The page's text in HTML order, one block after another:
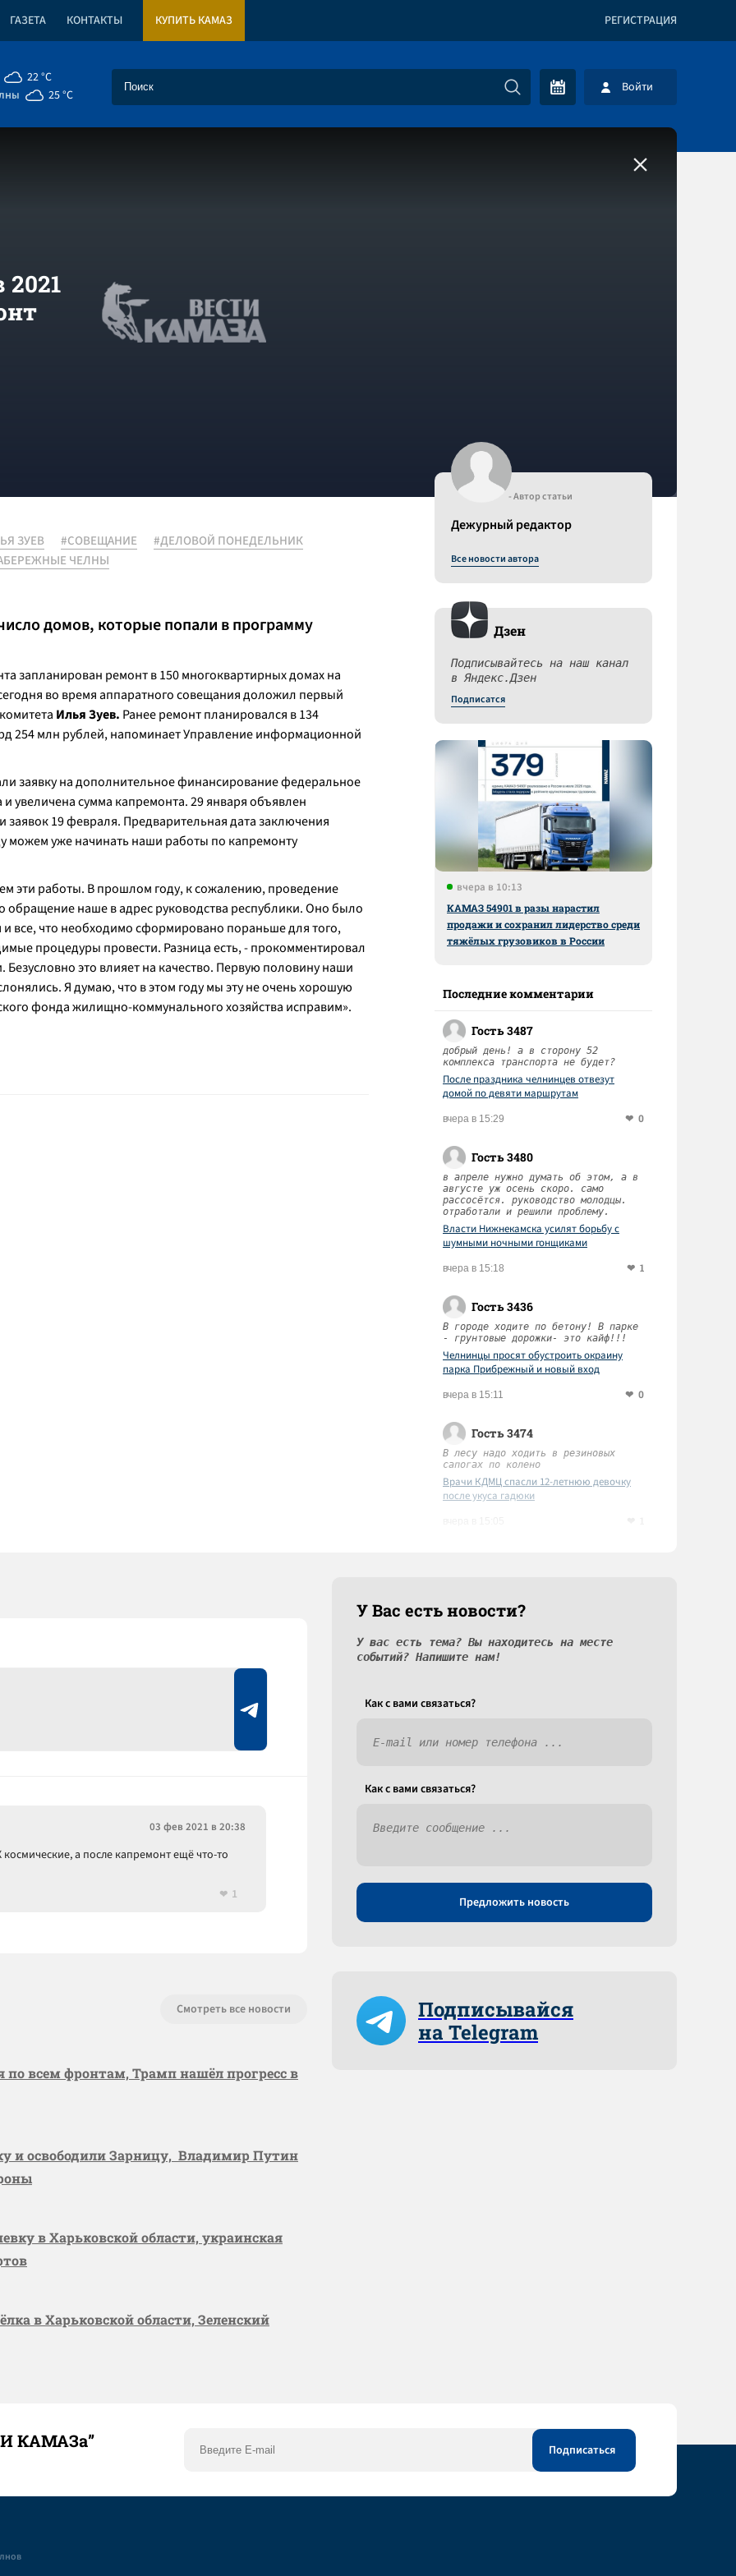
ГАЗЕТА КОНТАКТЫ КУПИТЬ КАМАЗ РЕГИСТРАЦИЯ
22 °C
25 °C Войти
ЗУЕВ #СОВЕЩАНИЕ
#ДЕЛОВОЙ ПОНЕДЕЛЬНИК
ЧЕЛНЫ
домов, которые попали в программу
запланирован ремонт в 150 многоквартирных домах на
во время аппаратного совещания доложил первый
Илья Зуев. Ранее ремонт планировался в 134
254 млн рублей, напоминает Управление информационной
заявку на дополнительное финансирование федеральное
увеличена сумма капремонта. 29 января объявлен
19 февраля. Предварительная дата заключения
можем уже начинать наши работы по капремонту
эти работы. В прошлом году, к сожалению, проведение
наше в адрес руководства республики. Оно было
все, что необходимо сформировано пораньше для того,
процедуры провести. Разница есть, - прокомментировал
это влияет на качество. Первую половину наши
Я думаю, что в этом году мы эту не очень хорошую
фонда жилищно-коммунального хозяйства исправим».
- Автор статьи
Дежурный редактор
Все новости автора
Дзен
Подписывайтесь на наш канал
в Яндекс.Дзен
Подписатся
вчера в 10:13
КАМАЗ 54901 в разы нарастил
продажи и сохранил лидерство среди
тяжёлых грузовиков в России
Последние комментарии
Гость 3487
добрый день! а в сторону 52
комплекса транспорта не будет?
После праздника челнинцев отвезут
домой по девяти маршрутам
вчера в 15:29 0
Гость 3480
в апреле нужно думать об этом, а в
августе уж осень скоро. само
рассосётся. руководство молодцы.
отработали и решили проблему.
Власти Нижнекамска усилят борьбу с
шумными ночными гонщиками
вчера в 15:18 1
Гость 3436
В городе ходите по бетону! В парке
- грунтовые дорожки- это кайф!!!
Челнинцы просят обустроить окраину
парка Прибрежный и новый вход
вчера в 15:11 0
Гость 3474
В лесу надо ходить в резиновых
сапогах по колено
Врачи КДМЦ спасли 12-летнюю девочку
после укуса гадюки
03 фев 2021 в 20:38
а после капремонт ещё что-то
1
Смотреть все новости
по всем фронтам, Трамп нашёл прогресс в
и освободили Зарницу, Владимир Путин
в Харьковской области, украинская
в Харьковской области, Зеленский
У Вас есть новости?
У вас есть тема? Вы находитесь на месте
событий? Напишите нам!
Как c вами связаться?
Как c вами связаться?
Предложить новость
Подписывайся
на Telegram
КАМАЗа”